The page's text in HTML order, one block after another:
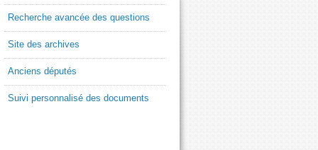
Recherche avancée des questions
Site des archives
Anciens députés
Suivi personnalisé des documents